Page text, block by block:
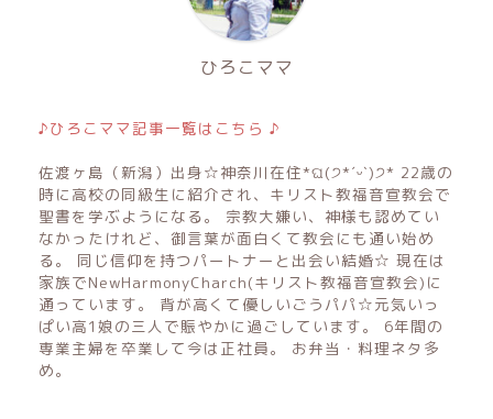
ひろこママ
♪ひろこママ記事一覧はこちら ♪
佐渡ヶ島（新潟）出身☆神奈川在住*ଘ(੭*ˊᵕˋ)੭* 22歳の
時に高校の同級生に紹介され、キリスト教福音宣教会で
聖書を学ぶようになる。 宗教大嫌い、神様も認めてい
なかったけれど、御言葉が面白くて教会にも通い始め
る。 同じ信仰を持つパートナーと出会い結婚☆ 現在は
家族でNewHarmonyCharch(キリスト教福音宣教会)に
通っています。 背が高くて優しいごうパパ☆元気いっ
ぱい高1娘の三人で賑やかに過ごしています。 6年間の
専業主婦を卒業して今は正社員。 お弁当・料理ネタ多
め。